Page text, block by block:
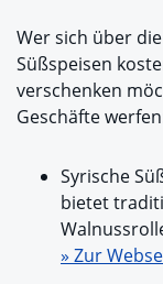
Wer sich über
Süßspeisen
verschenken
Geschäfte
Syrische
bietet
» Zur